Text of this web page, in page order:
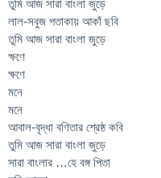
তুমি আজ সারা বাংলা জুড়ে
লাল-সবুজ পতাকায় আকাঁ ছবি
তুমি আজ সারা বাংলা জুড়ে
ক্ষণে
ক্ষণে
মনে
মনে
আবাল-বৃদ্ধা বণিতার শ্রেষ্ঠ কবি
তুমি আজ সারা বাংলা জুড়ে
সারা বাংলার …হে বঙ্গ পিতা